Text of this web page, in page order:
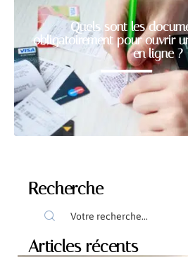
Quels sont les
obligatoirement pour ouvrir
en ligne ?
Recherche
Articles récents